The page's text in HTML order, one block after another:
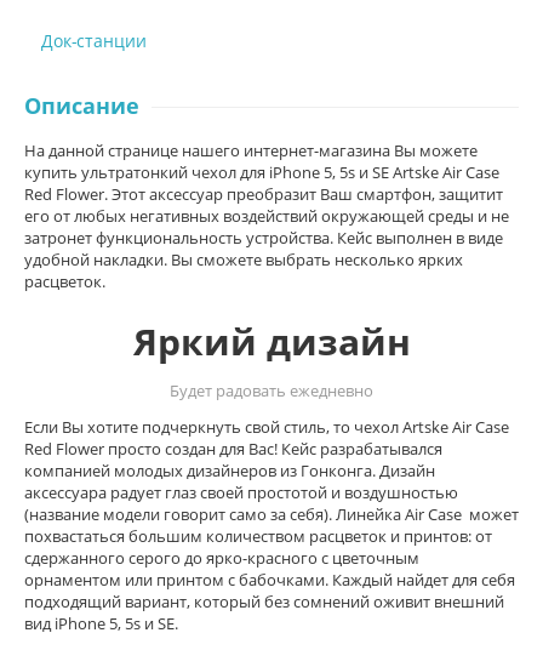
Док-станции
Описание
На данной странице нашего интернет-магазина Вы можете
купить ультратонкий чехол для iPhone 5, 5s и SE Artske Air Сase
Red Flower. Этот аксессуар преобразит Ваш смартфон, защитит
его от любых негативных воздействий окружающей среды и не
затронет функциональность устройства. Кейс выполнен в виде
удобной накладки. Вы сможете выбрать несколько ярких
расцветок.
Яркий дизайн
Будет радовать ежедневно
Если Вы хотите подчеркнуть свой стиль, то чехолArtske Air Сase
Red Flower просто создан для Вас! Кейс разрабатывался
компанией молодых дизайнеров из Гонконга. Дизайн
аксессуара радует глаз своей простотой и воздушностью
(название модели говорит само за себя). Линейка Air Сase может
похвастаться большим количеством расцветок и принтов: от
сдержанного серого до ярко-красного с цветочным
орнаментом или принтом с бабочками. Каждый найдет для себя
подходящий вариант, который без сомнений оживит внешний
вид iPhone 5, 5s и SE.